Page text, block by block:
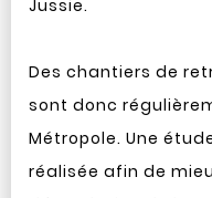
Jussie.
Des chantiers de
sont donc
Métropole. Une
réalisée afin de